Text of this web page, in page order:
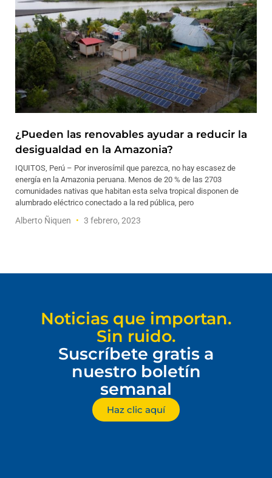
¿Pueden las renovables ayudar a reducir la
desigualdad en la Amazonia?
IQUITOS, Perú – Por inverosímil que parezca, no hay escasez de
energía en la Amazonia peruana. Menos de 20 % de las 2703
comunidades nativas que habitan esta selva tropical disponen de
alumbrado eléctrico conectado a la red pública, pero
Alberto Ñiquen 3 febrero, 2023
Noticias que importan.
Sin ruido.
Suscríbete gratis a
nuestro boletín
semanal
Haz clic aquí